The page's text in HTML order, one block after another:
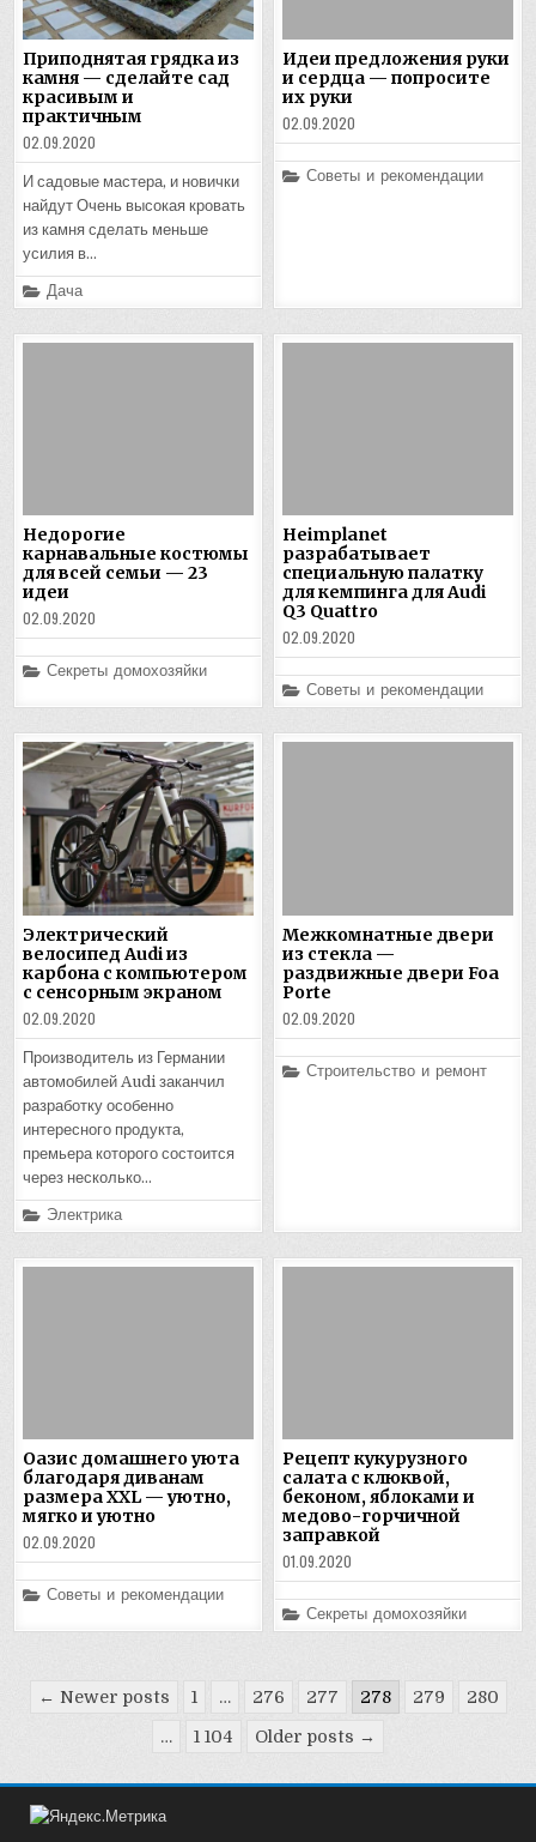
Приподнятая грядка из
камня — сделайте сад
красивым и
практичным
02.09.2020
И садовые мастера, и новички
найдут Очень высокая кровать
из камня сделать меньше
усилия в…
Posted
in
Дача
Идеи предложения руки
и сердца — попросите
их руки
02.09.2020
Posted
Советы и рекомендации
Недорогие
карнавальные костюмы
для всей семьи — 23
идеи
02.09.2020
Posted
Секреты домохозяйки
Heimplanet
разрабатывает
специальную палатку
для кемпинга для Audi
Q3 Quattro
02.09.2020
Posted
in
Советы и рекомендации
Электрический
велосипед Audi из
карбона с компьютером
с сенсорным экраном
02.09.2020
Производитель из Германии
автомобилей Audi заканчил
разработку особенно
интересного продукта,
премьера которого состоится
через несколько…
Posted
in
Электрика
Межкомнатные двери
из стекла —
раздвижные двери Foa
Porte
02.09.2020
Posted
Строительство и ремонт
Оазис домашнего уюта
благодаря диванам
размера XXL — уютно,
мягко и уютно
02.09.2020
Posted
Советы и рекомендации
Рецепт кукурузного
салата с клюквой,
беконом, яблоками и
медово-горчичной
заправкой
01.09.2020
Posted
in
Секреты домохозяйки
Пагинация
← Newer posts 1 … 276 277 278 279 280
… 1 104 Older posts →